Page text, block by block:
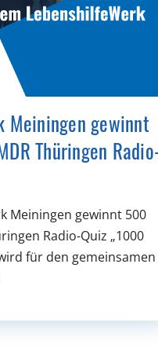
Meiningen gewinnt
Thüringen
Meiningen gewinnt 500
Radio-Quiz „1000
für den gemeinsamen